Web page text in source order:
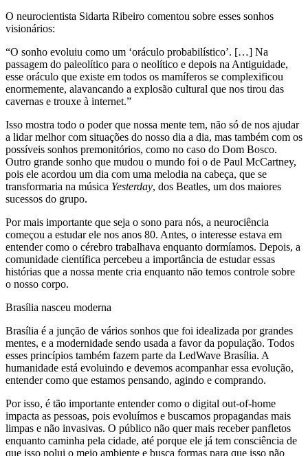
O neurocientista Sidarta Ribeiro comentou sobre esses sonhos
visionários:
“O sonho evoluiu como um ‘oráculo probabilístico’. […] Na
passagem do paleolítico para o neolítico e depois na Antiguidade,
esse oráculo que existe em todos os mamíferos se complexificou
enormemente, alavancando a explosão cultural que nos tirou das
cavernas e trouxe à internet.”
Isso mostra todo o poder que nossa mente tem, não só de nos ajudar
a lidar melhor com situações do nosso dia a dia, mas também com os
possíveis sonhos premonitórios, como no caso do Dom Bosco.
Outro grande sonho que mudou o mundo foi o de Paul McCartney,
pois ele acordou um dia com uma melodia na cabeça, que se
transformaria na música Yesterday, dos Beatles, um dos maiores
sucessos do grupo.
Por mais importante que seja o sono para nós, a neurociência
começou a estudar ele nos anos 80. Antes, o interesse estava em
entender como o cérebro trabalhava enquanto dormíamos. Depois, a
comunidade científica percebeu a importância de estudar essas
histórias que a nossa mente cria enquanto não temos controle sobre
o nosso corpo.
Brasília nasceu moderna
Brasília é a junção de vários sonhos que foi idealizada por grandes
mentes, e a modernidade sendo usada a favor da população. Todos
esses princípios também fazem parte da LedWave Brasília. A
humanidade está evoluindo e devemos acompanhar essa evolução,
entender como que estamos pensando, agindo e comprando.
Por isso, é tão importante entender como o digital out-of-home
impacta as pessoas, pois evoluímos e buscamos propagandas mais
limpas e não invasivas. O público não quer mais receber panfletos
enquanto caminha pela cidade, até porque ele já tem consciência de
que isso polui o meio ambiente e busca formas para que isso não